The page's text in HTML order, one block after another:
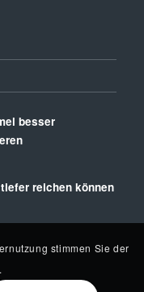
besser
reichen können
stimmen Sie der